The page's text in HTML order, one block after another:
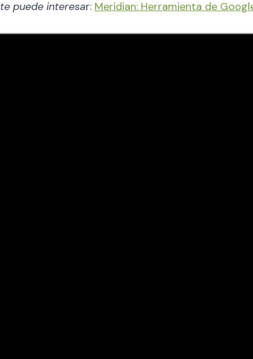
te puede interesar: Meridian: Herramienta de